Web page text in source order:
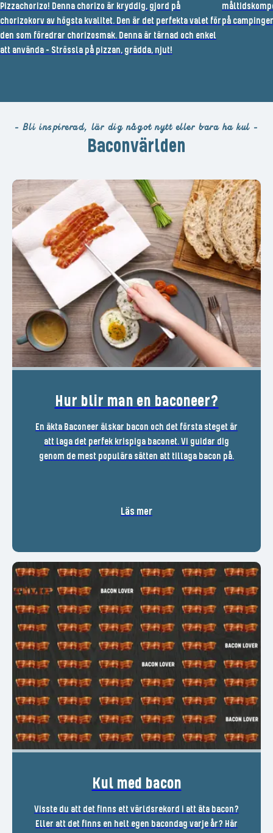
Pizzachorizo! Denna chorizo är kryddig, gjord på
chorizokorv av högsta kvalitet. Den är det perfekta valet för
den som föredrar chorizosmak. Denna är tärnad och enkel
att använda - Strössla på pizzan, grädda, njut!
på
- Bli inspirerad, lär dig något nytt eller bara ha kul -
Baconvärlden
Hur blir man en baconeer?
En äkta Baconeer älskar bacon och det första steget är
att laga det perfek krispiga baconet. Vi guidar dig
genom de mest populära sätten att tillaga bacon på.
Läs mer
Kul med bacon
Visste du att det finns ett världsrekord i att äta bacon?
Eller att det finns en helt egen bacondag varje år? Här